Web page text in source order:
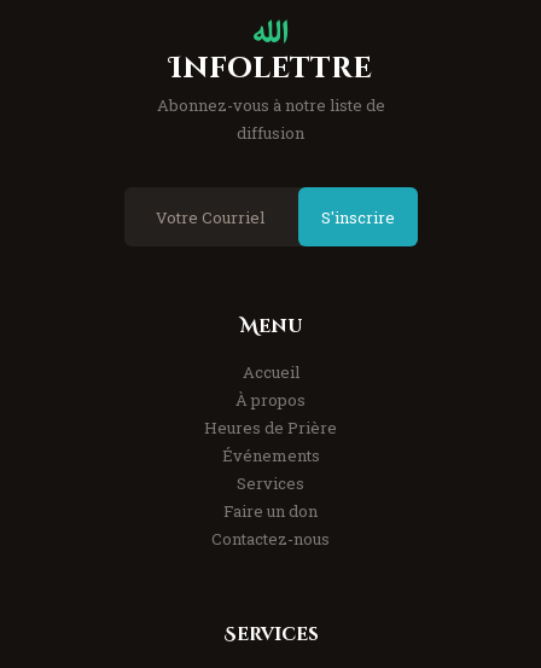
Infolettre
Abonnez-vous à notre liste de
diffusion
S'inscrire
Menu
Accueil
À propos
Heures de Prière
Événements
Services
Faire un don
Contactez-nous
Services